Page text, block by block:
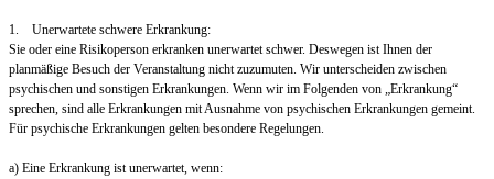
1. Unerwartete schwere Erkrankung:
Sie oder eine Risikoperson erkranken unerwartet schwer. Deswegen ist Ihnen der
planmäßige Besuch der Veranstaltung nicht zuzumuten. Wir unterscheiden zwischen
psychischen und sonstigen Erkrankungen. Wenn wir im Folgenden von „Erkrankung“
sprechen, sind alle Erkrankungen mit Ausnahme von psychischen Erkrankungen gemeint.
Für psychische Erkrankungen gelten besondere Regelungen.
a) Eine Erkrankung ist unerwartet, wenn: